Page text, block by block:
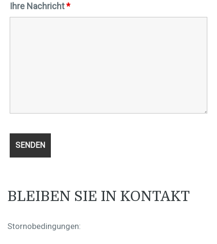
Ihre Nachricht*
BLEIBEN SIE IN KONTAKT
Stornobedingungen: